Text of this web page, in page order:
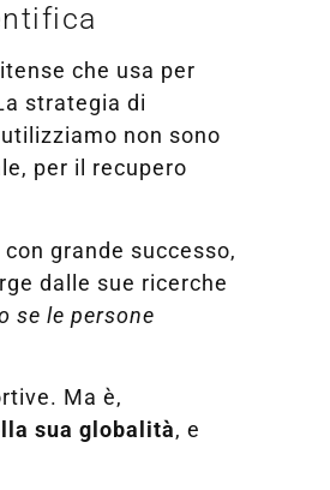
che usa per
strategia di
non sono
per il recupero
grande successo,
dalle sue ricerche
se le persone
Ma è,
sua globalità, e